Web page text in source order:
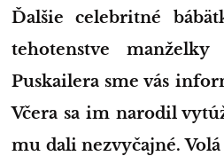
Ďalšie celebritné bábätko je na svete! O
tehotenstve manželky
Puskailera sme vás
Včera sa im narodil
mu dali nezvyčajné.